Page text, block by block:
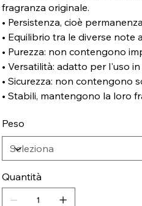
fragranza originale.
• Persistenza, cioè
• Equilibrio tra le diverse note
• Purezza: non contengono
• Versatilità: adatto per l'uso
• Sicurezza: non contengono
• Stabili, mantengono la loro
Peso
Quantità